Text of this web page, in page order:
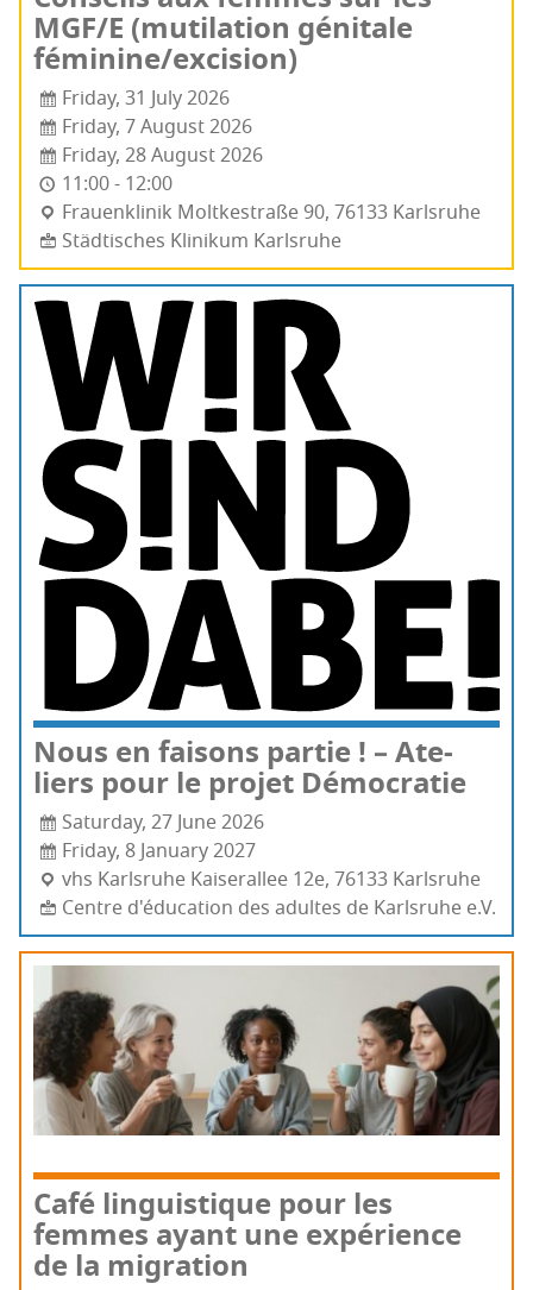
MGF/E (muti­la­tion géni­tale
féminine/excision)
Friday, 31 July 2026
Friday, 7 August 2026
Friday, 28 August 2026
11:00 - 12:00
Frauenk­li­nik Molt­kes­traße 90, 76133 Karls­ruhe
Städtisches Klinikum Karlsruhe
Nous en fai­sons par­tie ! – Ate­
liers pour le pro­jet Démocratie
Saturday, 27 June 2026
Friday, 8 January 2027
vhs Karls­ruhe Kai­se­ral­lee 12e, 76133 Karls­ruhe
Centre d'éducation des adultes de Karlsruhe e.V.
Café lin­guis­tique pour les
femmes ayant une expé­rience
de la migration